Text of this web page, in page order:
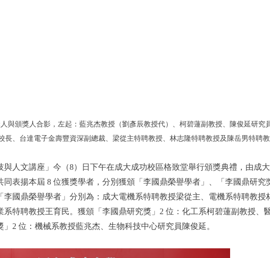
與頒獎人合影，左起：藍兆杰教授（劉彥辰教授代）、柯碧蓮副教授、陳俊延研究
長、台達電子金壽豐資深副總裁、梁從主特聘教授、林志隆特聘教授及陳岳男特聘
與人文講座」今（8）日下午在成大成功校區格致堂舉行頒獎典禮，由成
表揚本屆 8 位獲獎學者，分別獲頒「李國鼎榮譽學者」、「李國鼎研究
李國鼎榮譽學者」分別為：成大電機系特聘教授梁從主、電機系特聘教授
特聘教授王育民。獲頒「李國鼎研究獎」2 位：化工系柯碧蓮副教授、
2 位：機械系教授藍兆杰、生物科技中心研究員陳俊延。